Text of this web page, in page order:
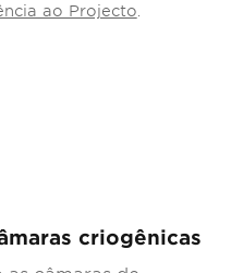
ao Projecto
criogênicas